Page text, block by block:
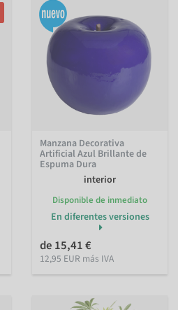
Manzana Decorativa
Artificial Azul Brillante de
Espuma Dura
interior
Disponible de inmediato
En diferentes versiones
de 15,41 €
12,95 EUR más IVA